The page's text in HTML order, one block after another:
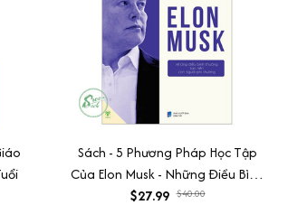
Sách - 5 Phương Pháp Học Tập
Của Elon Musk - Những Điều Bình
Thường Tạo Nên Con Người Phi
$27.99 $40.00